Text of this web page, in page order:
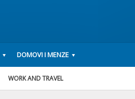
DOMOVI I MENZE
WORK AND TRAVEL